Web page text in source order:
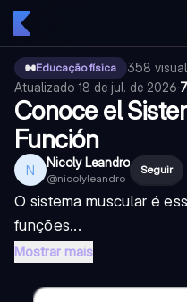
Educação física 358
Atualizado 18 de jul. de 2026·
Conoce el
Función
N Nicoly Leandro
@nicolyleandro
Seguir
O sistema muscular é
funções...
Mostrar mais